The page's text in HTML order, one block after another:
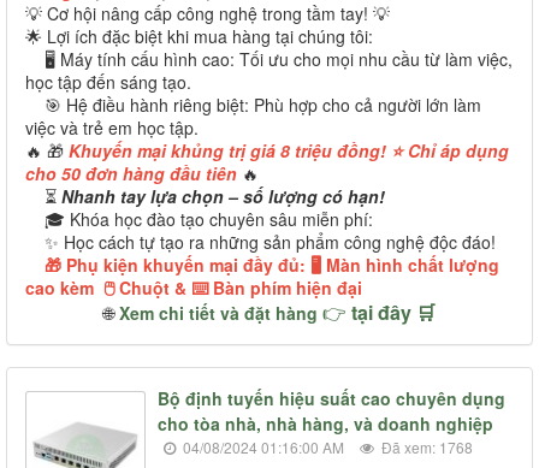
💡 Cơ hội nâng cấp công nghệ trong tầm tay! 💡
🌟 Lợi ích đặc biệt khi mua hàng tại chúng tôi:
🖥️ Máy tính cấu hình cao: Tối ưu cho mọi nhu cầu từ làm việc,
học tập đến sáng tạo.
🎯 Hệ điều hành riêng biệt: Phù hợp cho cả người lớn làm
việc và trẻ em học tập.
🔥 🎁 Khuyến mại khủng trị giá 8 triệu đồng! ⭐ Chỉ áp dụng
cho 50 đơn hàng đầu tiên 🔥
⏳ Nhanh tay lựa chọn – số lượng có hạn!
🎓 Khóa học đào tạo chuyên sâu miễn phí:
✨ Học cách tự tạo ra những sản phẩm công nghệ độc đáo!
🎁 Phụ kiện khuyến mại đầy đủ: 🖥️ Màn hình chất lượng
cao kèm 🖱️ Chuột & ⌨️ Bàn phím hiện đại
🌐Xem chi tiết và đặt hàng 👉 tại đây 🛒
Bộ định tuyến hiệu suất cao chuyên dụng
cho tòa nhà, nhà hàng, và doanh nghiệp
04/08/2024 01:16:00 AM
Đã xem: 1768